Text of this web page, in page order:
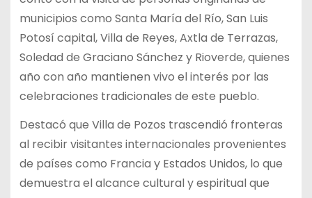
municipios como Santa María del Río, San Luis
Potosí capital, Villa de Reyes, Axtla de Terrazas,
Soledad de Graciano Sánchez y Rioverde, quienes
año con año mantienen vivo el interés por las
celebraciones tradicionales de este pueblo.
Destacó que Villa de Pozos trascendió fronteras
al recibir visitantes internacionales provenientes
de países como Francia y Estados Unidos, lo que
demuestra el alcance cultural y espiritual que